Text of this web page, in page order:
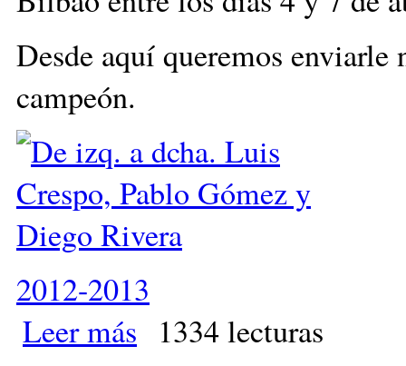
Desde aquí queremos enviarle
campeón.
2012-2013
Leer más sobre Medalla de plata para Luis Crespo
1334 lecturas